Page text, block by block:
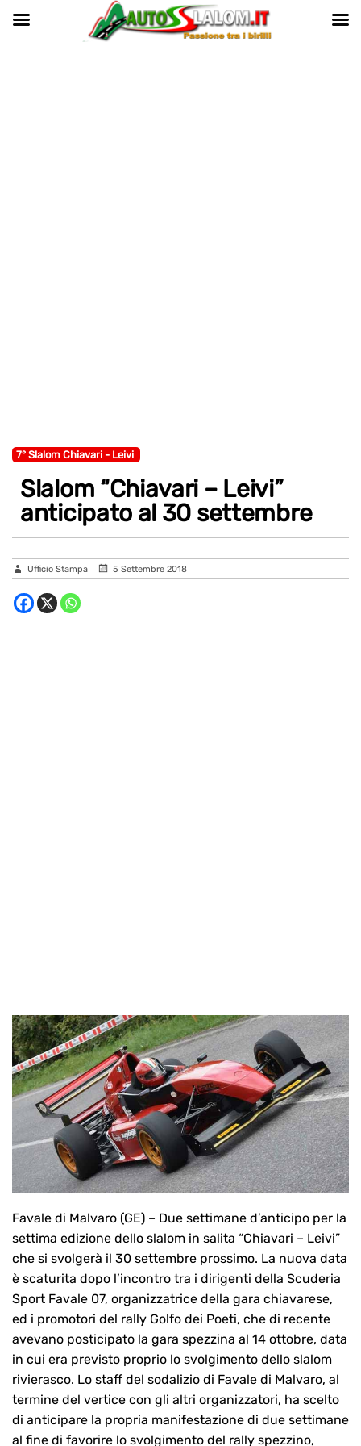
7° Slalom Chiavari - Leivi
Slalom “Chiavari – Leivi”
anticipato al 30 settembre
Ufficio Stampa 5 Settembre 2018
Favale di Malvaro (GE) – Due settimane d’anticipo per la
settima edizione dello slalom in salita “Chiavari – Leivi”
che si svolgerà il 30 settembre prossimo. La nuova data
è scaturita dopo l’incontro tra i dirigenti della Scuderia
Sport Favale 07, organizzatrice della gara chiavarese,
ed i promotori del rally Golfo dei Poeti, che di recente
avevano posticipato la gara spezzina al 14 ottobre, data
in cui era previsto proprio lo svolgimento dello slalom
rivierasco. Lo staff del sodalizio di Favale di Malvaro, al
termine del vertice con gli altri organizzatori, ha scelto
di anticipare la propria manifestazione di due settimane
al fine di favorire lo svolgimento del rally spezzino,